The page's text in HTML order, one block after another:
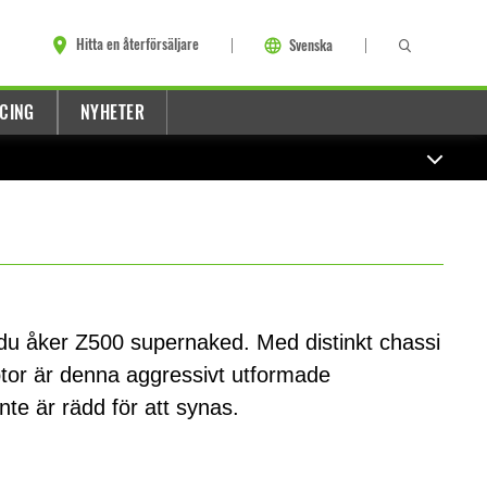
Hitta en återförsäljare Svenska
NYHETER
åker Z500 supernaked. Med distinkt chassi
är denna aggressivt utformade
är rädd för att synas.